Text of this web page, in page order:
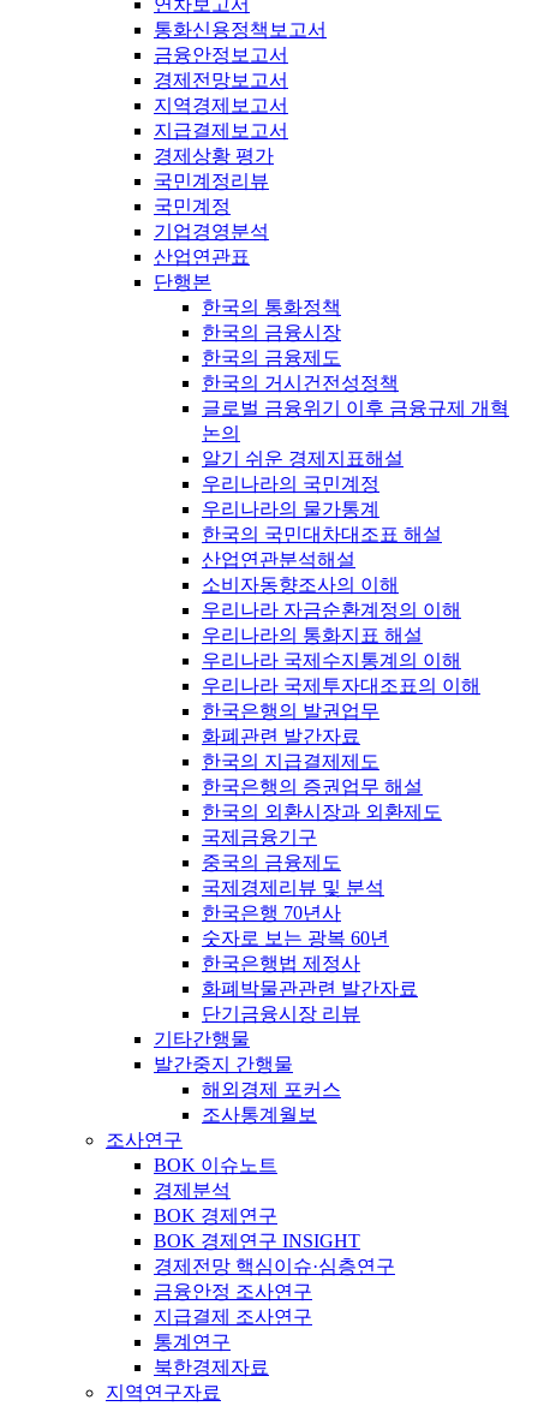
연차보고서
통화신용정책보고서
금융안정보고서
경제전망보고서
지역경제보고서
지급결제보고서
경제상황 평가
국민계정리뷰
국민계정
기업경영분석
산업연관표
단행본
한국의 통화정책
한국의 금융시장
한국의 금융제도
한국의 거시건전성정책
글로벌 금융위기 이후 금융규제 개혁
논의
알기 쉬운 경제지표해설
우리나라의 국민계정
우리나라의 물가통계
한국의 국민대차대조표 해설
산업연관분석해설
소비자동향조사의 이해
우리나라 자금순환계정의 이해
우리나라의 통화지표 해설
우리나라 국제수지통계의 이해
우리나라 국제투자대조표의 이해
한국은행의 발권업무
화폐관련 발간자료
한국의 지급결제제도
한국은행의 증권업무 해설
한국의 외환시장과 외환제도
국제금융기구
중국의 금융제도
국제경제리뷰 및 분석
한국은행 70년사
숫자로 보는 광복 60년
한국은행법 제정사
화폐박물관관련 발간자료
단기금융시장 리뷰
기타간행물
발간중지 간행물
해외경제 포커스
조사통계월보
조사연구
BOK 이슈노트
경제분석
BOK 경제연구
BOK 경제연구 INSIGHT
경제전망 핵심이슈·심층연구
금융안정 조사연구
지급결제 조사연구
통계연구
북한경제자료
지역연구자료